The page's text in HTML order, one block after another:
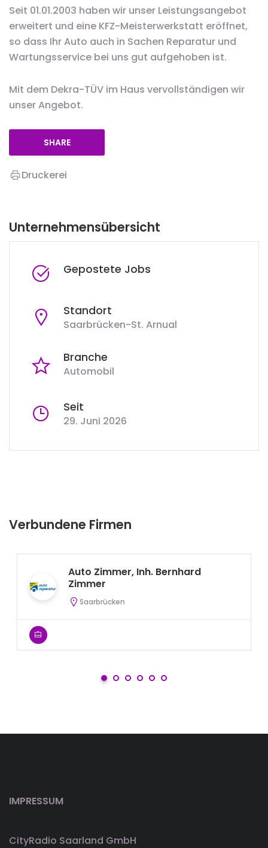
Seit 01.01.2003 haben wir unser Leistungsangebot
erweitert und eine KFZ-Meisterwerkstatt eröffnet,
so dass Ihr Auto auch in Sachen Reparatur und
Wartungsservice bei uns gut aufgehoben ist.
Mit dem Dekra-TÜV im Haus vervollständigen wir
unser Angebot.
SHARE
Druckerei
Unternehmensübersicht
Gepostete Jobs
Standort
Saarbrücken-St. Arnual
Branche
Automobil
Seit
29. Juni 2026
Verbundene Firmen
Auto Zimmer, Inh. Bernhard
Zimmer
Saarbrücken
IMPRESSUM
CityRadio Saarland GmbH